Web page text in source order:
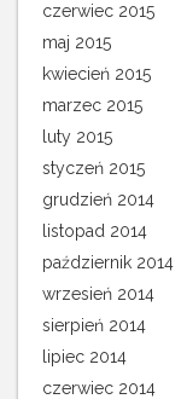
czerwiec 2015
maj 2015
kwiecień 2015
marzec 2015
luty 2015
styczeń 2015
grudzień 2014
listopad 2014
październik 2014
wrzesień 2014
sierpień 2014
lipiec 2014
czerwiec 2014